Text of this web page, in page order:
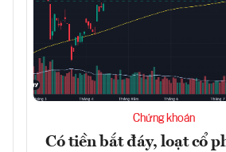
Chứng khoán
Có tiền bắt đáy, loạt cổ